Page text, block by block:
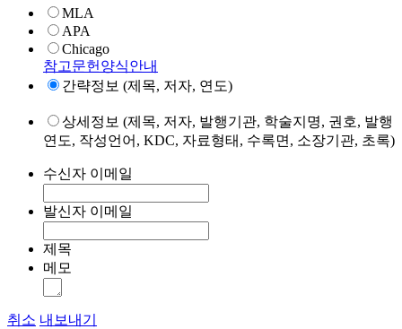
MLA
APA
Chicago
참고문헌양식안내
간략정보 (제목, 저자, 연도)
상세정보 (제목, 저자, 발행기관, 학술지명, 권호, 발행
연도, 작성언어, KDC, 자료형태, 수록면, 소장기관, 초록)
수신자 이메일
발신자 이메일
제목
메모
취소 내보내기